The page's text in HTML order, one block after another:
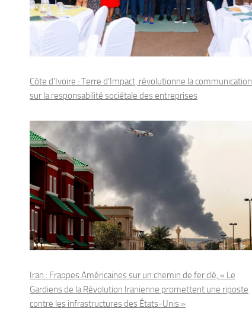
Côte d’Ivoire : Terre d’Impact, révolutionne la communication
sur la responsabilité sociétale des entreprises
Iran : Frappes Américaines sur un chemin de fer clé, « Le
Gardiens de la Révolution Iranienne promettent une riposte
contre les infrastructures des États-Unis »